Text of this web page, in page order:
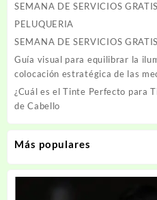
SEMANA DE SERVICIOS
PELUQUERIA
SEMANA DE SERVICIOS GRATIS
Guía visual para equilibrar la
colocación estratégica de las
¿Cuál es el Tinte Perfecto para
de Cabello
Más populares